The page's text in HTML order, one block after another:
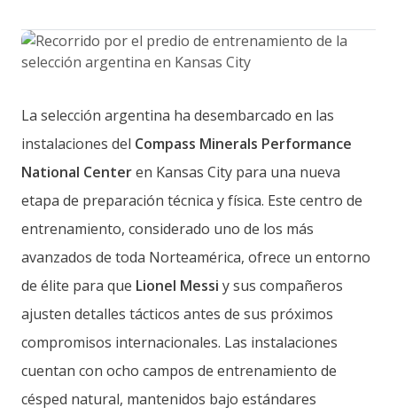
La selección argentina ha desembarcado en las
instalaciones del Compass Minerals Performance
National Centeren Kansas City para una nueva
etapa de preparación técnica y física. Este centro de
entrenamiento, considerado uno de los más
avanzados de toda Norteamérica, ofrece un entorno
de élite para que Lionel Messi y sus compañeros
ajusten detalles tácticos antes de sus próximos
compromisos internacionales. Las instalaciones
cuentan con ocho campos de entrenamiento de
césped natural, mantenidos bajo estándares